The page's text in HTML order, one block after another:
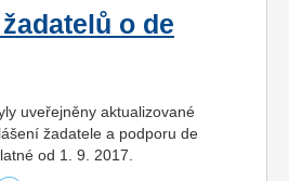
o de
uveřejněny aktualizované
žadatele a podporu de
od 1. 9. 2017.